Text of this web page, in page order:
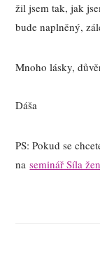
žil jsem tak, jak
bude naplněný,
Mnoho lásky,
Dáša
PS: Pokud se
naseminář Síla